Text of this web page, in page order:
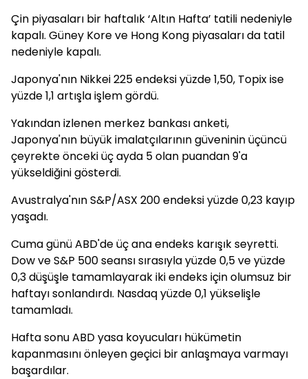
Çin piyasaları bir haftalık ‘Altın Hafta’ tatili nedeniyle
kapalı. Güney Kore ve Hong Kong piyasaları da tatil
nedeniyle kapalı.
Japonya'nın Nikkei 225 endeksi yüzde 1,50, Topix ise
yüzde 1,1 artışla işlem gördü.
Yakından izlenen merkez bankası anketi,
Japonya'nın büyük imalatçılarının güveninin üçüncü
çeyrekte önceki üç ayda 5 olan puandan 9'a
yükseldiğini gösterdi.
Avustralya'nın S&P/ASX 200 endeksi yüzde 0,23 kayıp
yaşadı.
Cuma günü ABD'de üç ana endeks karışık seyretti.
Dow ve S&P 500 seansı sırasıyla yüzde 0,5 ve yüzde
0,3 düşüşle tamamlayarak iki endeks için olumsuz bir
haftayı sonlandırdı. Nasdaq yüzde 0,1 yükselişle
tamamladı.
Hafta sonu ABD yasa koyucuları hükümetin
kapanmasını önleyen geçici bir anlaşmaya varmayı
başardılar.